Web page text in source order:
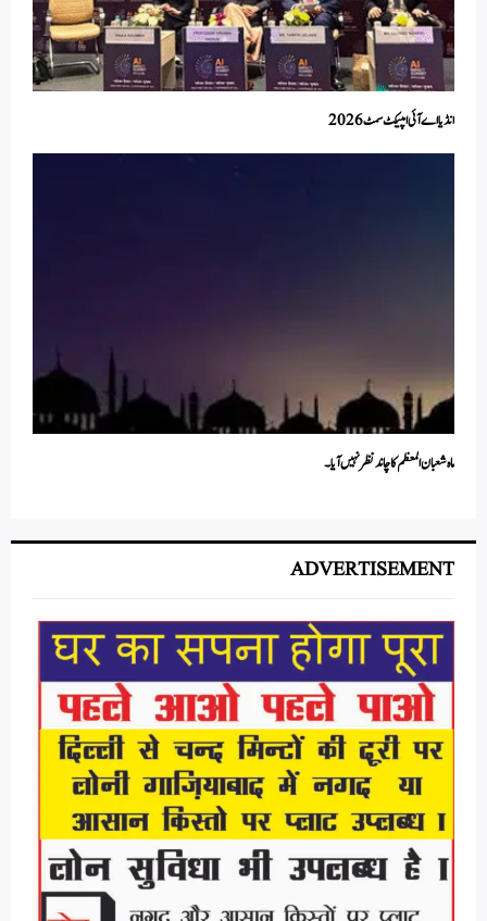
انڈیا اے آئی امپیکٹ سمٹ 2026
ماہ شعبان المعظم کا چاند نظر نہیں آیا ۔
ADVERTISEMENT